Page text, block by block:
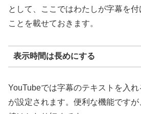
として、ここではわたしが字幕を
ことを載せておきます。
表示時間は長めにする
YouTubeでは字幕のテキストを入
が設定されます。便利な機能です